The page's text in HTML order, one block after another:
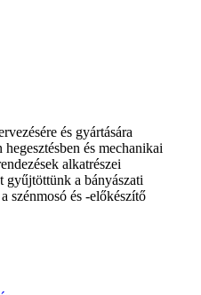
és gyártására
és mechanikai
alkatrészei
gyűjtöttünk a bányászati
szénmosó és -előkészítő